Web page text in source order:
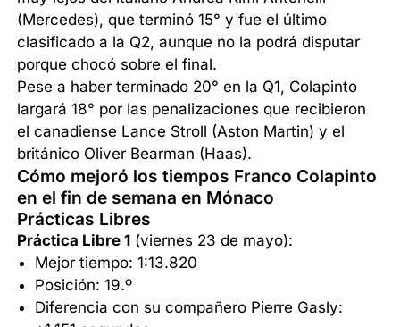
(Mercedes), que terminó 15° y fue el último
clasificado a la Q2, aunque no la podrá disputar
porque chocó sobre el final.
Pese a haber terminado 20° en la Q1, Colapinto
largará 18° por las penalizaciones que recibieron
el canadiense Lance Stroll (Aston Martin) y el
británico Oliver Bearman (Haas).
Cómo mejoró los tiempos Franco Colapinto
en el fin de semana en Mónaco
Prácticas Libres
Práctica Libre 1 (viernes 23 de mayo):
Mejor tiempo: 1:13.820
Posición: 19.º
Diferencia con su compañero Pierre Gasly: